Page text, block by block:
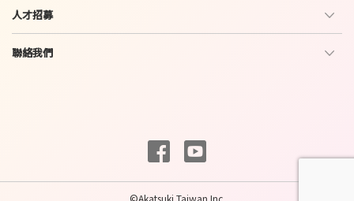
人才招募
聯絡我們
©Akatsuki Taiwan Inc.